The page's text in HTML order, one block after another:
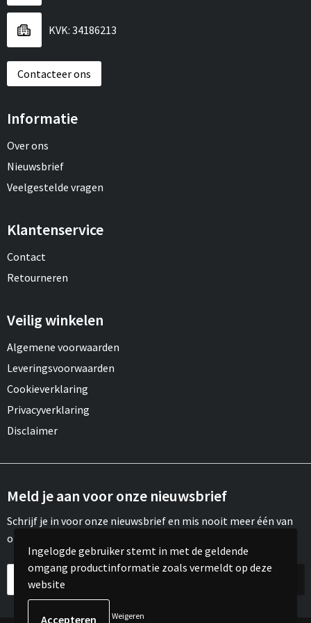
Sport
Vrije tijd en Strand
Aanstekers
Reistassen
Schoenentassen
Sporttassen
Reistassensets
Draagtassen
Papieren tassen
Strandtassen
Waterbestendige tassen
KVK: 34186213
Contacteer ons
Informatie
Over ons
Nieuwsbrief
Veelgestelde vragen
Klantenservice
Contact
Retourneren
Veilig winkelen
Algemene voorwaarden
Leveringsvoorwaarden
Cookieverklaring
Privacyverklaring
Disclaimer
Meld je aan voor onze nieuwsbrief
Schrijf je in voor onze nieuwsbrief en mis nooit meer één van
onze leuke aanbiedingen of updates.
Ingelogde gebruiker stemt in met de geldende
omgang productinformatie zoals vermeldt op deze
website
Weigeren